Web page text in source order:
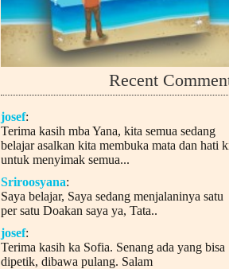
Recent
josef:
Terima kasih mba Yana, kita semua sedang
belajar asalkan kita membuka mata dan hati
untuk menyimak semua...
Sriroosyana:
Saya belajar, Saya sedang menjalaninya satu
per satu Doakan saya ya, Tata..
josef:
Terima kasih ka Sofia. Senang ada yang bisa
dipetik, dibawa pulang. Salam